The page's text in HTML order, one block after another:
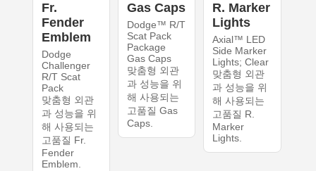
Fr.
Fender
Emblem
Dodge
Challenger
R/T Scat
Pack
맞춤형 외관
과 성능을 위
해 사용되는
고품질 Fr.
Fender
Emblem.
Gas Caps
Dodge™ R/T
Scat Pack
Package
Gas Caps
맞춤형 외관
과 성능을 위
해 사용되는
고품질 Gas
Caps.
R. Marker
Lights
Axial™ LED
Side Marker
Lights; Clear
맞춤형 외관
과 성능을 위
해 사용되는
고품질 R.
Marker
Lights.